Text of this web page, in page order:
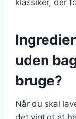
klassiker, der
uden
bruge?
Når du skal
det vigtigt at